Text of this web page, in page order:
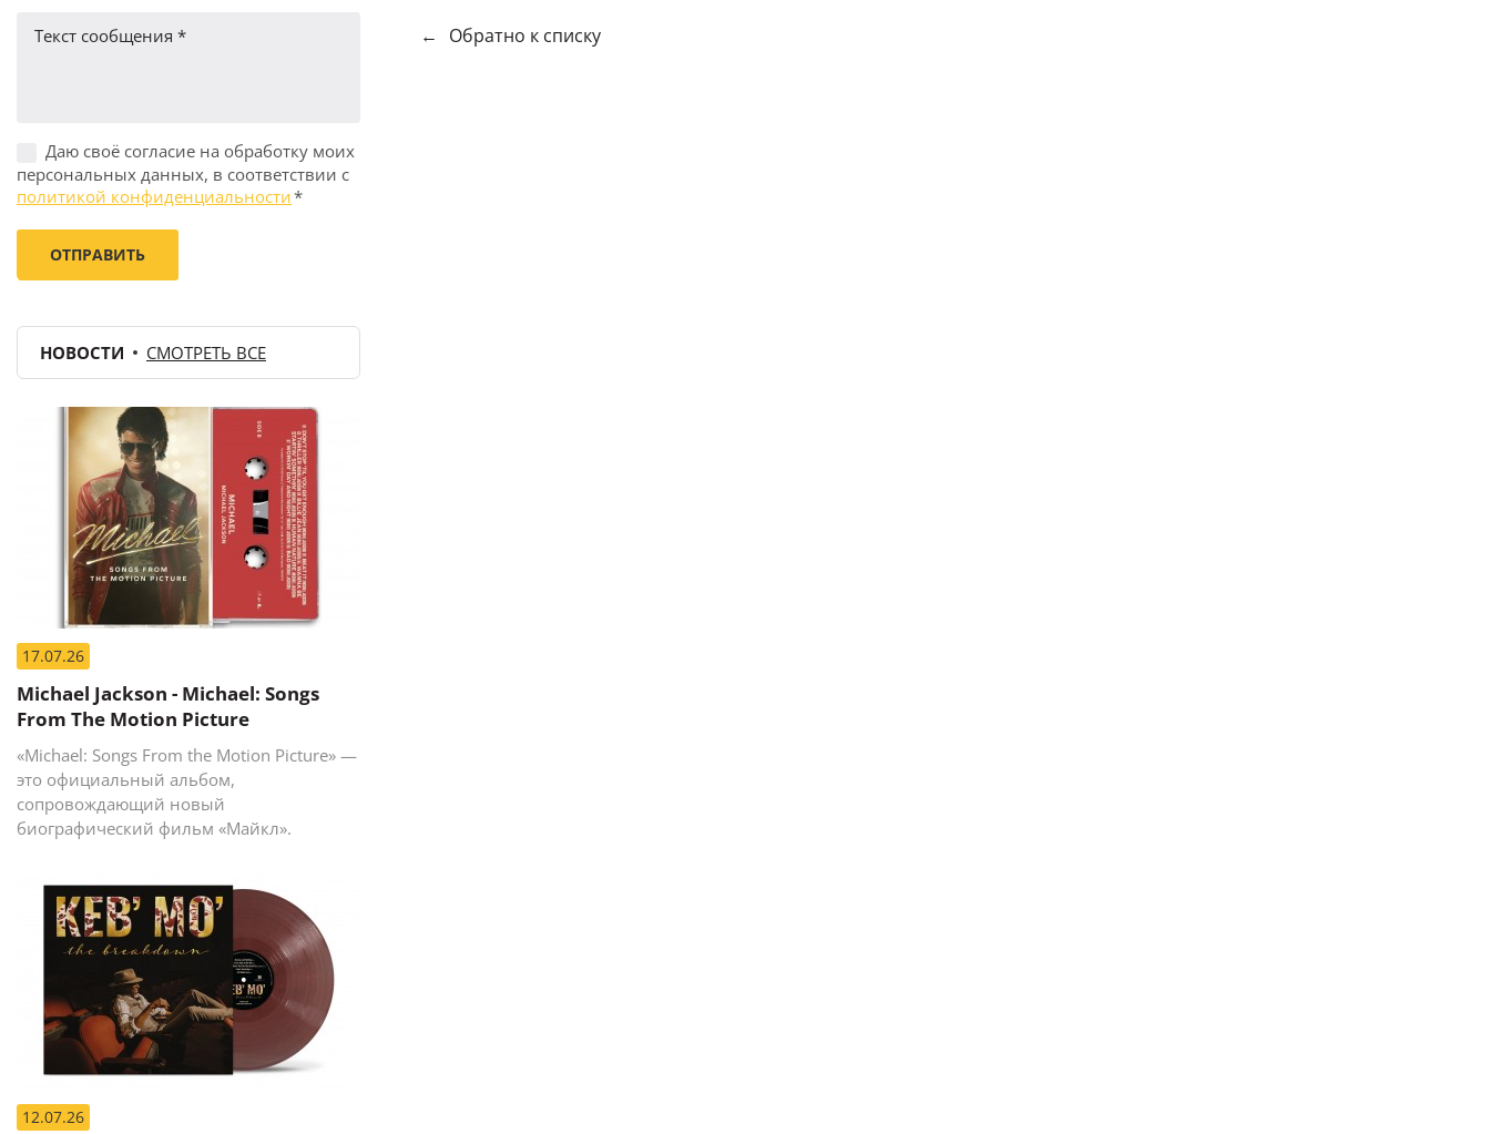
Даю своё согласие на обработку моих
персональных данных, в соответствии с
политикой конфиденциальности*
НОВОСТИ СМОТРЕТЬ ВСЕ
17.07.26
Michael Jackson - Michael: Songs
From The Motion Picture
«Michael: Songs From the Motion Picture» —
это официальный альбом,
сопровождающий новый
биографический фильм «Майкл».
12.07.26
←
Обратно к списку